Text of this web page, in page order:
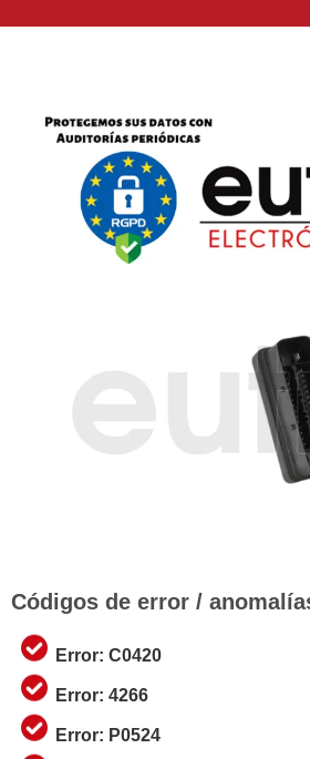
Códigos de error /
Error: C0420
Error: 4266
Error: P0524